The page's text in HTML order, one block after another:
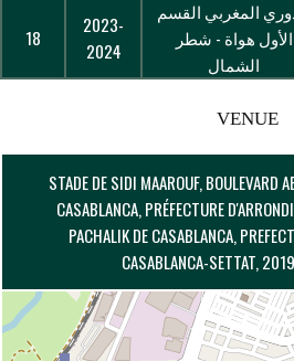
المغربي القسم
الأول هواة - شطر
الشمال
2023-
2024
18
VENUE
STADE DE SIDI MAAROUF, BOULEVARD
CASABLANCA, PRÉFECTURE
PACHALIK DE CASABLANCA,
CASABLANCA-SETTAT,